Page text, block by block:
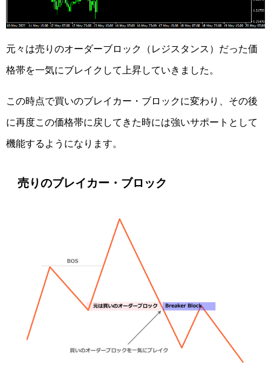
元々は売りのオーダーブロック（レジスタンス）だった価
格帯を一気にブレイクして上昇していきました。
この時点で買いのブレイカー・ブロックに変わり、その後
に再度この価格帯に戻してきた時には強いサポートとして
機能するようになります。
売りのブレイカー・ブロック